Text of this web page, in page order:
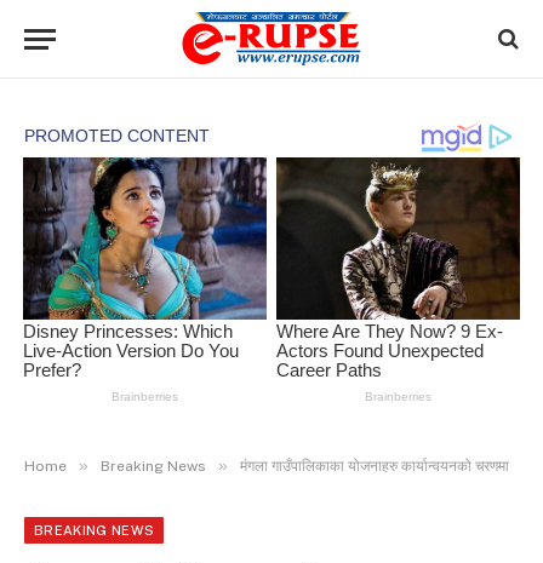
Home » Breaking News » मंगला गाउँपालिकाका योजनाहरु कार्यान्वयनको चरणमा
BREAKING NEWS